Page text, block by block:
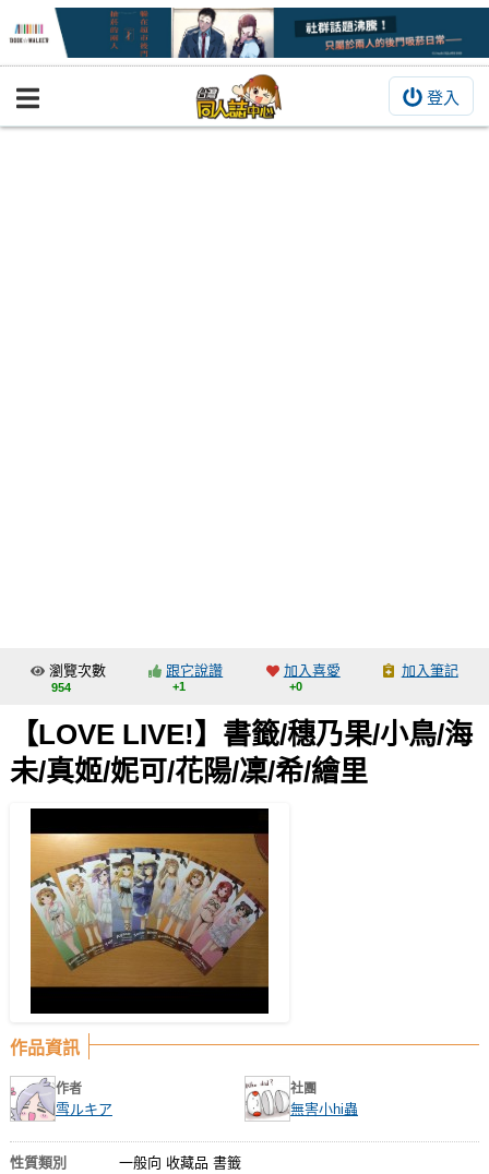
登入
BOOKY書集倉庫
交流中心
會員功能選單
註冊會員
登入
瀏覽次數
954
跟它說讚
+1
加入喜愛
+0
加入筆記
【LOVE LIVE!】書籤/穗乃果/小鳥/海
未/真姬/妮可/花陽/凜/希/繪里
作品資訊
作者
雪ルキア
社團
無害小hi蟲
性質類別 一般向 收藏品 書籤